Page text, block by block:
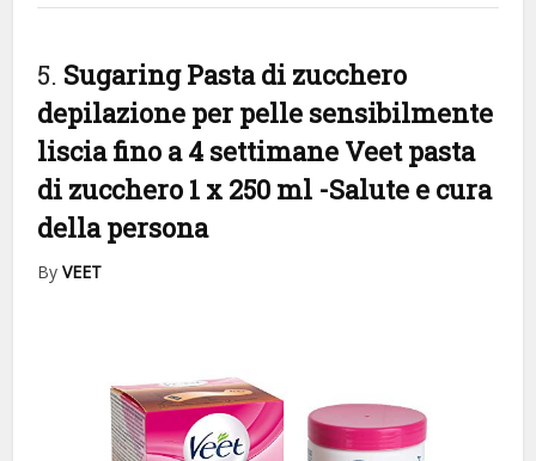
5. Sugaring Pasta di zucchero
depilazione per pelle sensibilmente
liscia fino a 4 settimane Veet pasta
di zucchero 1 x 250 ml -Salute e cura
della persona
ByVEET